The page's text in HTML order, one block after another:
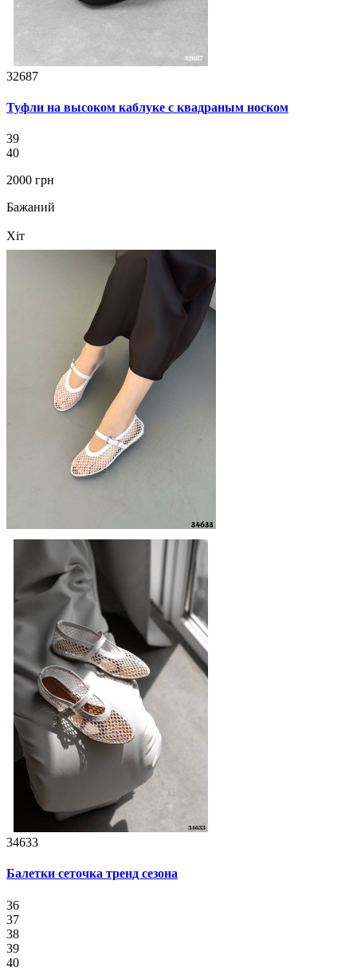
32687
Туфли на высоком каблуке с квадраным носком
39
40
2000 грн
Бажаний
Хіт
34633
Балетки сеточка тренд сезона
36
37
38
39
40